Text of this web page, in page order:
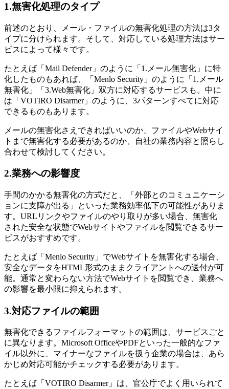
1.無害化処理のタイプ
前述のとおり、メール・ファイルの無害化処理の方法は3タ
イプに分けられます。そして、対応している処理方法はサー
ビスによって様々です。
たとえば「Mail Defender」のように「1.メール無害化」に特
化したものもあれば、「Menlo Security」のように「1.メール
無害化」「3.Web無害化」双方に対応するサービスも。中に
は「VOTIRO Disarmer」のように、3パターンすべてに対応
できるものもあります。
メールの無害化さえできればいいのか、ファイルやWebサイ
トまで無害化する必要があるのか、自社の業務内容と照らし
合わせて検討してください。
2.業務への影響度
手間のかかる無害化の方式だと、「外部とのコミュニケーシ
ョンに支障が出る」といった業務効率低下の可能性がありま
す。URLリンクやファイルのやり取りが多い場合、無害化
された安全な状態でWebサイトやファイルを閲覧できるサー
ビスがおすすめです。
たとえば「Menlo Security」でWebサイトを無害化する場合、
安全なデータをHTML形式のままクライアントへの送付が可
能。通常と変わらない方法でWebサイトを閲覧でき、業務へ
の影響を最小限に抑えられます。
3.対応ファイルの範囲
無害化できるファイルフォーマットの範囲は、サービスごと
に異なります。Microsoft OfficeやPDFといった一般的なファ
イル以外に、マイナーなファイルを扱う企業の場合は、あら
かじめ対応可能かチェックする必要があります。
たとえば「VOTIRO Disarmer」は、官公庁でよく用いられて